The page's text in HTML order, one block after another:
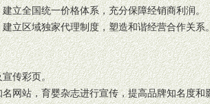
立全国统一价格体系，充分保障经销商利润。
立区域独家代理制度，塑造和谐经营合作关系
宣传彩页。
网站，育婴杂志进行宣传，提高品牌知名度和